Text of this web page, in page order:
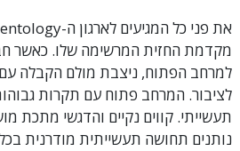
מקדמת החזית המרשימה שלו. כאשר
למרחב הפתוח, ניצבת מולם הקבלה
לציבור. המרחב פתוח עם תקרות
תעשייתי. קווים נקיים והדגשי מתכת
נותנים תחושה תעשייתית מודרנית